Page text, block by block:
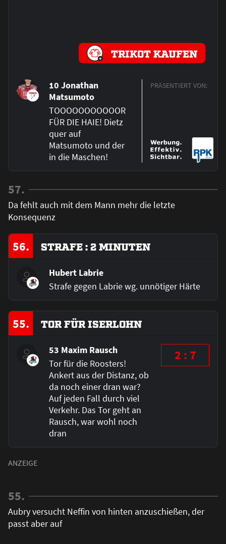
TRIKOT KAUFEN
10 Jonathan
Matsumoto
TOOOOOOOOOOOR
FÜR DIE HAIE! Dietz
quer auf
Matsumoto und der
in die Maschen!
PRÄSENTIERT VON:
57.
Da fehlt auch mit dem Mann mehr die letzte
Konsequenz
56. STRAFE : 2 MINUTEN
Hubert Labrie
Strafe gegen Labrie wg. unnötiger Härte
55. TOR FÜR ISERLOHN
53 Maxim Rausch
Tor für die Roosters!
Ankert aus der Distanz, ob
da noch einer dran war?
Auf jeden Fall durch viel
Verkehr. Das Tor geht an
Rausch, war wohl noch
dran
2 : 7
55.
Aubry versucht Neffin von hinten anzuschießen, der
passt aber auf